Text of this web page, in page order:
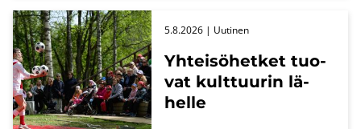
Yh­tei­sö­het­ket tuo­
vat kult­tuu­rin lä­
hel­le
5.8.2026 | Uu­ti­nen